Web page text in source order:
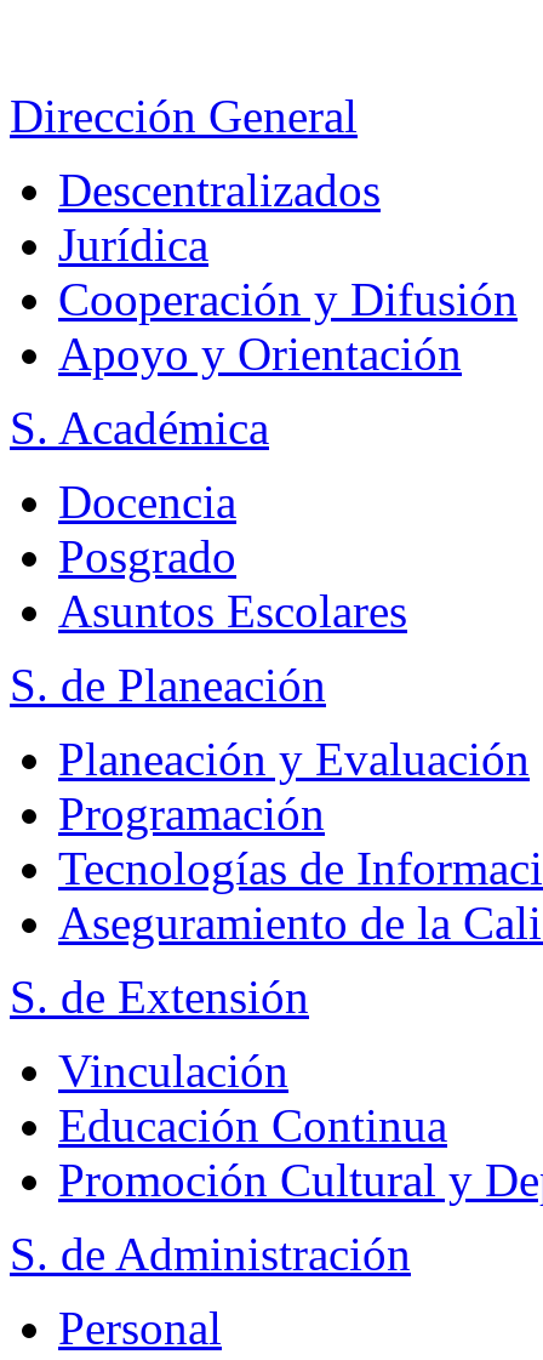
Dirección General
Descentralizados
Jurídica
Cooperación y Difusión
Apoyo y Orientación
S. Académica
Docencia
Posgrado
Asuntos Escolares
S. de Planeación
Planeación y Evaluación
Programación
Tecnologías de
Aseguramiento de la
S. de Extensión
Vinculación
Educación Continua
Promoción Cultural y
S. de Administración
Personal